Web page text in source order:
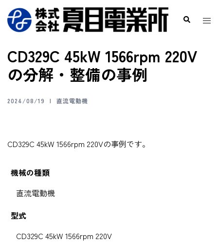
CD329C 45kW 1566rpm 220V
の分解・整備の事例
2024/08/19 直流電動機
CD329C 45kW 1566rpm 220Vの事例です。
機械の種類
直流電動機
型式
CD329C 45kW 1566rpm 220V